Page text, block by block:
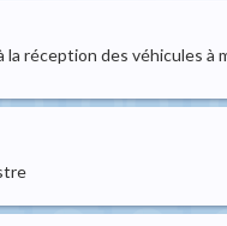
réception des véhicules à